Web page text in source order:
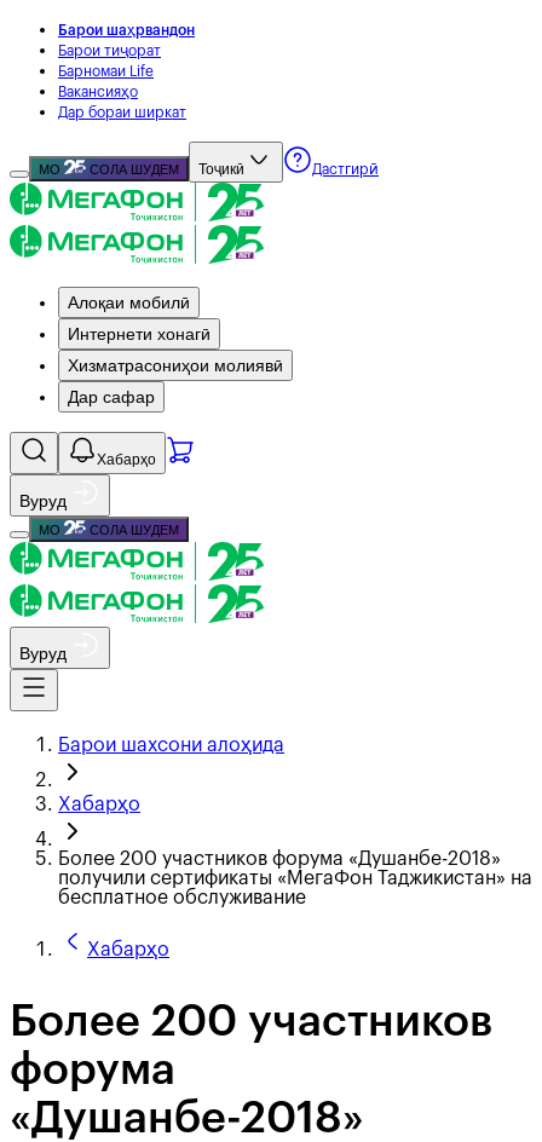
Барои шаҳрвандон
Барои тиҷорат
Барномаи Life
Вакансияҳо
Дар бораи ширкат
МО СОЛА ШУДЕМ Тоҷикӣ Дастгирӣ
Алоқаи мобилӣ
Интернети хонагӣ
Хизматрасониҳои молиявӣ
Дар сафар
Хабарҳо
Вуруд
МО СОЛА ШУДЕМ
Вуруд
Барои шахсони алоҳида
Хабарҳо
Более 200 участников форума «Душанбе-2018»
получили сертификаты «МегаФон Таджикистан» на
бесплатное обслуживание
Хабарҳо
Более 200 участников
форума
«Душанбе-2018»